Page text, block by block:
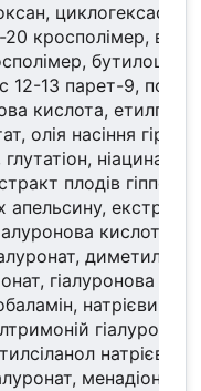
кросполімер,
бутилоцтил
12-13 парет-9,
кислота,
олія насіння
плодів
апельсину, екстракт
кислота,
гіалуронова
натрієвий
гіалуронат,
натрієвий
менадіон,